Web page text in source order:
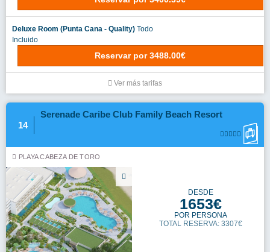
Deluxe Room (Punta Cana - Quality) Todo
Incluido
Reservar por 3488.00€
Ver más tarifas
14
Serenade Caribe Club Family Beach Resort
PLAYA CABEZA DE TORO
DESDE
1653€
POR PERSONA
TOTAL RESERVA: 3307€